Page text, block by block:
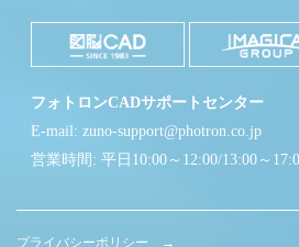
フォトロンCADサポートセンター
E-mail: zuno-support@photron.co.jp
営業時間: 平日10:00～12:00/13:00～
プライバシーポリシー →